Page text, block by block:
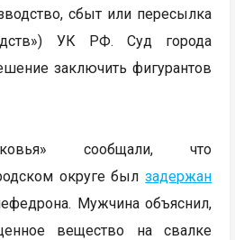
сбыт или пересылка
УК РФ. Суд города
заключить фигурантов
сообщали, что
округе былзадержан
Мужчина объяснил,
вещество на свалке